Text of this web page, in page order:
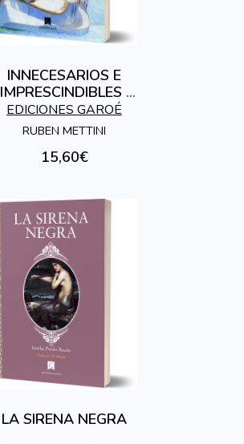
INNECESARIOS E
IMPRESCINDIBLES .
RELATOS BASADOS
EN OLEOS
EDICIONES GAROÉ
RUBEN METTINI
15,60€
LA SIRENA NEGRA